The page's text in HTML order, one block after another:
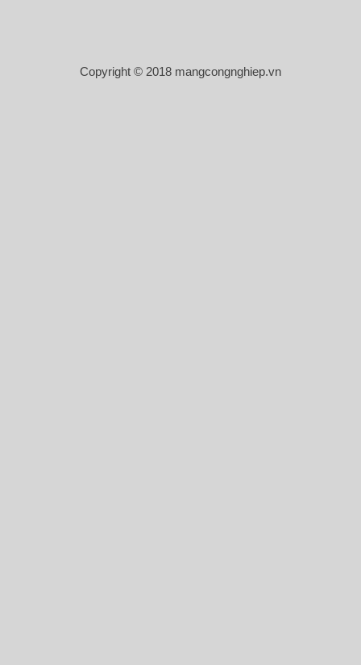
Copyright © 2018 mangcongnghiep.vn